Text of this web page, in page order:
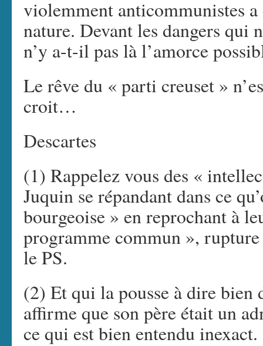
violemment anticommunistes
nature. Devant les dangers qui
n’y a-t-il pas là l’amorce
Le rêve du « parti creuset »
croit…
Descartes
(1) Rappelez vous des «
Juquin se répandant dans ce
bourgeoise » en reprochant à
programme commun »,
le PS.
(2) Et qui la pousse à dire bien
affirme que son père était un
ce qui est bien entendu inexact.